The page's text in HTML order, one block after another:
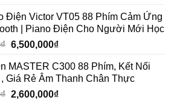
Điện Victor VT05 88 Phím Cảm Ứng
| Piano Điện Cho Người Mới Học
₫ 6,500,000₫
MASTER C300 88 Phím, Kết Nối
Giá Rẻ Âm Thanh Chân Thực
₫ 2,600,000₫